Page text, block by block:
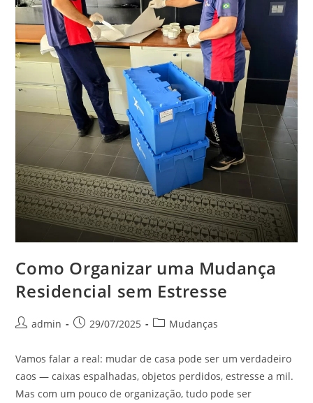
Como Organizar uma Mudança
Residencial sem Estresse
admin 29/07/2025 Mudanças
Vamos falar a real: mudar de casa pode ser um verdadeiro
caos — caixas espalhadas, objetos perdidos, estresse a mil.
Mas com um pouco de organização, tudo pode ser